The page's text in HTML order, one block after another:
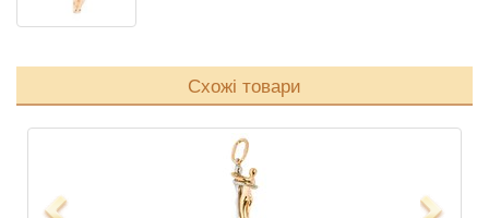
Схожі товари
Previous Next